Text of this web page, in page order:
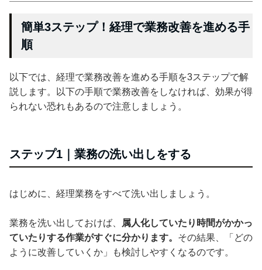
簡単3ステップ！経理で業務改善を進める手
順
以下では、経理で業務改善を進める手順を3ステップで解
説します。以下の手順で業務改善をしなければ、効果が得
られない恐れもあるので注意しましょう。
ステップ1｜業務の洗い出しをする
はじめに、経理業務をすべて洗い出しましょう。
業務を洗い出しておけば、
属人化していたり時間がかかっ
ていたりする作業がすぐに分かります。 その結果、「どの
ように改善していくか」も検討しやすくなるのです。